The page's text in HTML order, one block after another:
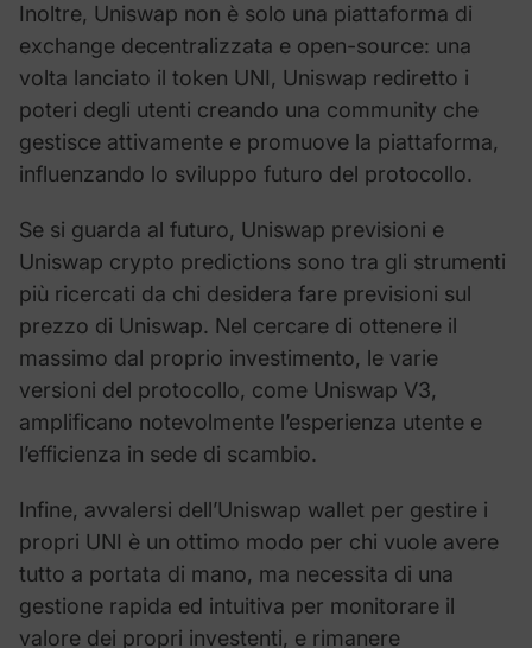
Inoltre, Uniswap non è solo una piattaforma di
exchange decentralizzata e open-source: una
volta lanciato il token UNI, Uniswap rediretto i
poteri degli utenti creando una community che
gestisce attivamente e promuove la piattaforma,
influenzando lo sviluppo futuro del protocollo.
Se si guarda al futuro, Uniswap previsioni e
Uniswap crypto predictions sono tra gli strumenti
più ricercati da chi desidera fare previsioni sul
prezzo di Uniswap. Nel cercare di ottenere il
massimo dal proprio investimento, le varie
versioni del protocollo, come Uniswap V3,
amplificano notevolmente l’esperienza utente e
l’efficienza in sede di scambio.
Infine, avvalersi dell’Uniswap wallet per gestire i
propri UNI è un ottimo modo per chi vuole avere
tutto a portata di mano, ma necessita di una
gestione rapida ed intuitiva per monitorare il
valore dei propri investenti, e rimanere